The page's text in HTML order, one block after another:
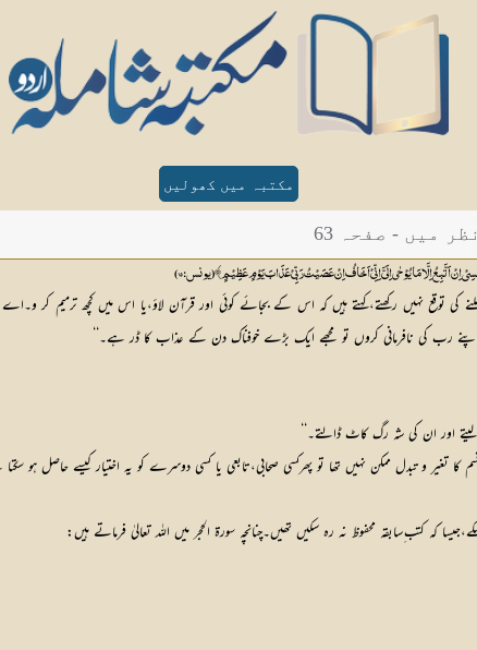
مکتبہ میں کھولیں
میں - صفحہ 63
اِنْ اَتَّبِعُ اِلَّا مَا یُوْحٰی اِلَیَّ اِنِّیْ اَخَافُ اِنْ عَصَیْتُ رَبِّیْ عَذَابَ یَوْمٍ عَظِیْمٍ﴾ (یونس:15)
توقع نہیں رکھتے،کہتے ہیں کہ اس کے بجائے کوئی اور قرآن لاؤ،یا اس میں کچھ ترمیم کر
اپنے رب کی نافرمانی کروں تو مجھے ایک بڑے خوفناک دن کے عذاب کا ڈر ہے۔‘‘
اور ان کی شہ رگ کاٹ ڈالتے۔‘‘
کا تغیر و تبدل ممکن نہیں تھا تو پھرکسی صحابی،تابعی یا کسی دوسرے کو یہ اختیار کیسے حاصل ہو
کہ کتب ِسابقہ محفوظ نہ رہ سکیں تھیں۔چنانچہ سورۃ الحجر میں اللہ تعالیٰ فرماتے ہیں: